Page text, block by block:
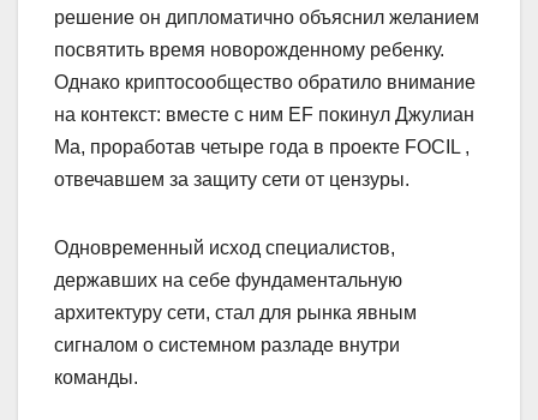
решение он дипломатично объяснил желанием
посвятить время новорожденному ребенку.
Однако криптосообщество обратило внимание
на контекст: вместе с ним EF покинул Джулиан
Ма, проработав четыре года в проекте FOCIL ,
отвечавшем за защиту сети от цензуры.
Одновременный исход специалистов,
державших на себе фундаментальную
архитектуру сети, стал для рынка явным
сигналом о системном разладе внутри
команды.